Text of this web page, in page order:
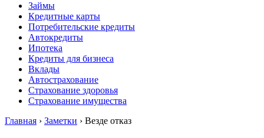
Займы
Кредитные карты
Потребительские кредиты
Автокредиты
Ипотека
Кредиты для бизнеса
Вклады
Автострахование
Страхование здоровья
Страхование имущества
Главная › Заметки › Везде отказ